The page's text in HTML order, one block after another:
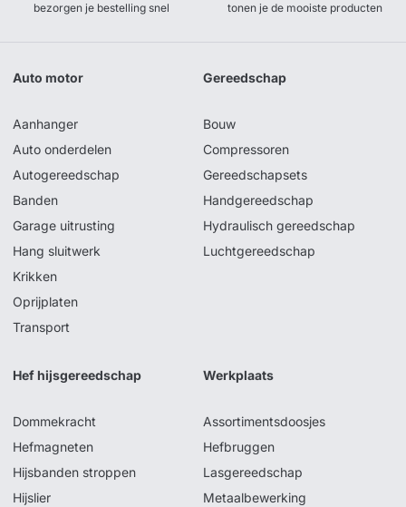
bezorgen je bestelling snel
tonen je de mooiste producten
Auto motor
Aanhanger
Auto onderdelen
Autogereedschap
Banden
Garage uitrusting
Hang sluitwerk
Krikken
Oprijplaten
Transport
Gereedschap
Bouw
Compressoren
Gereedschapsets
Handgereedschap
Hydraulisch gereedschap
Luchtgereedschap
Hef hijsgereedschap
Dommekracht
Hefmagneten
Hijsbanden stroppen
Hijslier
Werkplaats
Assortimentsdoosjes
Hefbruggen
Lasgereedschap
Metaalbewerking